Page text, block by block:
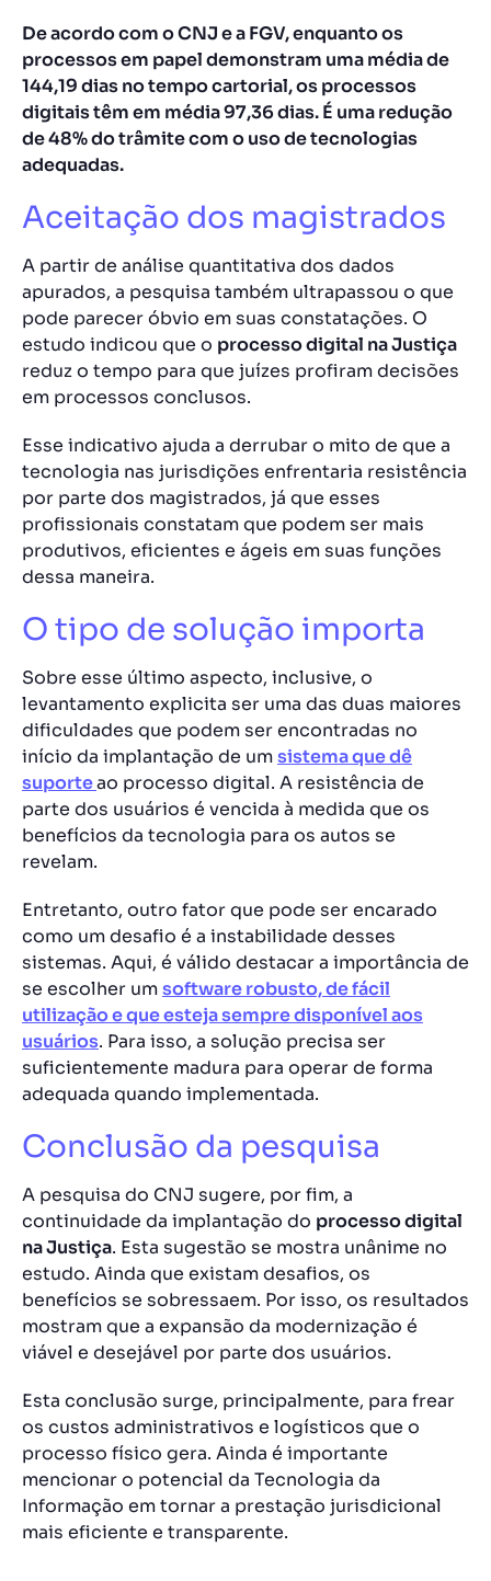
De acordo com o CNJ e a FGV, enquanto os
processos em papel demonstram uma média de
144,19 dias no tempo cartorial, os processos
digitais têm em média 97,36 dias. É uma redução
de 48% do trâmite com o uso de tecnologias
adequadas.
Aceitação dos magistrados
A partir de análise quantitativa dos dados
apurados, a pesquisa também ultrapassou o que
pode parecer óbvio em suas constatações. O
estudo indicou que o processo digital na Justiça
reduz o tempo para que juízes profiram decisões
em processos conclusos.
Esse indicativo ajuda a derrubar o mito de que a
tecnologia nas jurisdições enfrentaria resistência
por parte dos magistrados, já que esses
profissionais constatam que podem ser mais
produtivos, eficientes e ágeis em suas funções
dessa maneira.
O tipo de solução importa
Sobre esse último aspecto, inclusive, o
levantamento explicita ser uma das duas maiores
dificuldades que podem ser encontradas no
início da implantação de umsistema que dê
suporteao processo digital. A resistência de
parte dos usuários é vencida à medida que os
benefícios da tecnologia para os autos se
revelam.
Entretanto, outro fator que pode ser encarado
como um desafio é a instabilidade desses
sistemas. Aqui, é válido destacar a importância de
se escolher umsoftware robusto, de fácil
utilização e que esteja sempre disponível aos
usuários. Para isso, a solução precisa ser
suficientemente madura para operar de forma
adequada quando implementada.
Conclusão da pesquisa
A pesquisa do CNJ sugere, por fim, a
continuidade da implantação do processo digital
na Justiça. Esta sugestão se mostra unânime no
estudo. Ainda que existam desafios, os
benefícios se sobressaem. Por isso, os resultados
mostram que a expansão da modernização é
viável e desejável por parte dos usuários.
Esta conclusão surge, principalmente, para frear
os custos administrativos e logísticos que o
processo físico gera. Ainda é importante
mencionar o potencial da Tecnologia da
Informação em tornar a prestação jurisdicional
mais eficiente e transparente.